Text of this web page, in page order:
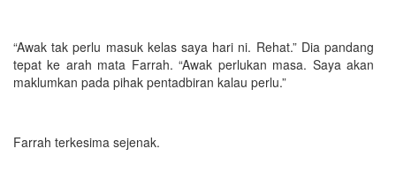
“Awak tak perlu masuk kelas saya hari ni. Rehat.” Dia pandang
tepat ke arah mata Farrah. “Awak perlukan masa. Saya akan
maklumkan pada pihak pentadbiran kalau perlu.”
Farrah terkesima sejenak.